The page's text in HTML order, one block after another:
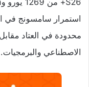
استمرار سامسونج في
محدودة في العتاد مقابل
الاصطناعي والبرمجيات.